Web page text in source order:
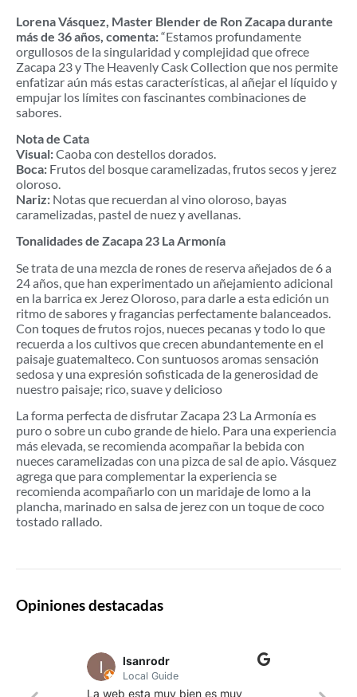
Lorena Vásquez, Master Blender de Ron Zacapa durante
más de 36 años, comenta:“Estamos profundamente
orgullosos de la singularidad y complejidad que ofrece
Zacapa 23 y The Heavenly Cask Collection que nos permite
enfatizar aún más estas características, al añejar el líquido y
empujar los límites con fascinantes combinaciones de
sabores.
Nota de Cata
Visual:Caoba con destellos dorados.
Boca: Frutos del bosque caramelizadas, frutos secos y jerez
oloroso.
Nariz: Notas que recuerdan al vino oloroso, bayas
caramelizadas, pastel de nuez y avellanas.
Tonalidades de Zacapa 23 La Armonía
Se trata de una mezcla de rones de reserva añejados de 6 a
24 años, que han experimentado un añejamiento adicional
en la barrica ex Jerez Oloroso, para darle a esta edición un
ritmo de sabores y fragancias perfectamente balanceados.
Con toques de frutos rojos, nueces pecanas y todo lo que
recuerda a los cultivos que crecen abundantemente en el
paisaje guatemalteco. Con suntuosos aromas sensación
sedosa y una expresión sofisticada de la generosidad de
nuestro paisaje; rico, suave y delicioso
La forma perfecta de disfrutar Zacapa 23 La Armonía es
puro o sobre un cubo grande de hielo. Para una experiencia
más elevada, se recomienda acompañar la bebida con
nueces caramelizadas con una pizca de sal de apio. Vásquez
agrega que para complementar la experiencia se
recomienda acompañarlo con un maridaje de lomo a la
plancha, marinado en salsa de jerez con un toque de coco
tostado rallado.
Opiniones destacadas
lsanrodr
Local Guide
La web esta muy bien es muy